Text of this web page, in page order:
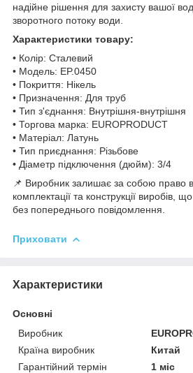
надійне рішення для захисту вашої
зворотного потоку води.
Характеристики товару:
• Колір: Сталевий
• Модель: EP.0450
• Покриття: Нікель
• Призначення: Для труб
• Тип з'єднання: Внутрішня-внутрішня
• Торгова марка: EUROPRODUCT
• Матеріал: Латунь
• Тип приєднання: Різьбове
• Діаметр підключення (дюйм): 3/4
📌 Виробник залишає за собою право
комплектації та конструкції виробів,
без попереднього повідомлення.
Приховати
Характеристики
Основні
Виробник
Країна виробник
Китай
Гарантійний термін
1 міс